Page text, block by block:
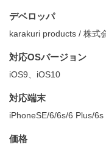
デベロッパ
karakuri products / 株式
対応OSバージョン
iOS9、iOS10
対応端末
iPhoneSE/6/6s/6 Plus/
価格